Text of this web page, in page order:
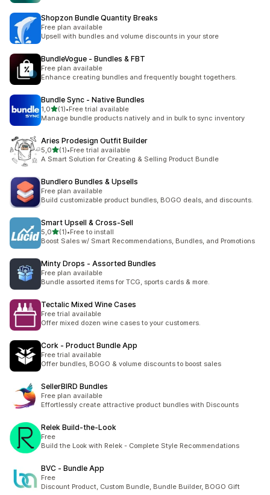
Shopzon Bundle Quantity Breaks
Free plan available
Upsell with bundles and volume discounts in your store
BundleVogue ‑ Bundles & FBT
Free plan available
Enhance creating bundles and frequently bought togethers.
Bundle Sync ‑ Native Bundles
1,0na 5 gwiazdek
(1)
Łączna liczba recenzji: 1
•Free trial available
Manage bundle products natively and in bulk to sync inventory
Aries Prodesign Outfit Builder
5,0na 5 gwiazdek
(1)
Łączna liczba recenzji: 1
•Free trial available
A Smart Solution for Creating & Selling Product Bundle
Bundlero Bundles & Upsells
Free plan available
Build customizable product bundles, BOGO deals, and discounts.
Smart Upsell & Cross‑Sell
5,0na 5 gwiazdek
(1)
Łączna liczba recenzji: 1
•Free to install
Boost Sales w/ Smart Recommendations, Bundles, and Promotions
Minty Drops ‑ Assorted Bundles
Free plan available
Bundle assorted items for TCG, sports cards & more.
Tectalic Mixed Wine Cases
Free trial available
Offer mixed dozen wine cases to your customers.
Cork ‑ Product Bundle App
Free trial available
Offer bundles, BOGO & volume discounts to boost sales
SellerBIRD Bundles
Free plan available
Effortlessly create attractive product bundles with Discounts
Relek Build‑the‑Look
Free
Build the Look with Relek - Complete Style Recommendations
BVC ‑ Bundle App
Free
Discount Product, Custom Bundle, Bundle Builder, BOGO Gift